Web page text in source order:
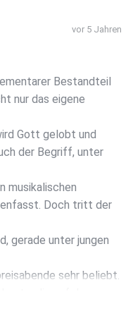
vor 5 Jahren
Bestandteil
nur das eigene
Gott gelobt und
der Begriff, unter
musikalischen
Doch tritt der
gerade unter jungen
sehr beliebt.
die auf der